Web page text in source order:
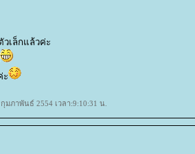
วเล็กแล้วค่ะ
ะ
มภาพันธ์ 2554 เวลา:9:10:31 น.